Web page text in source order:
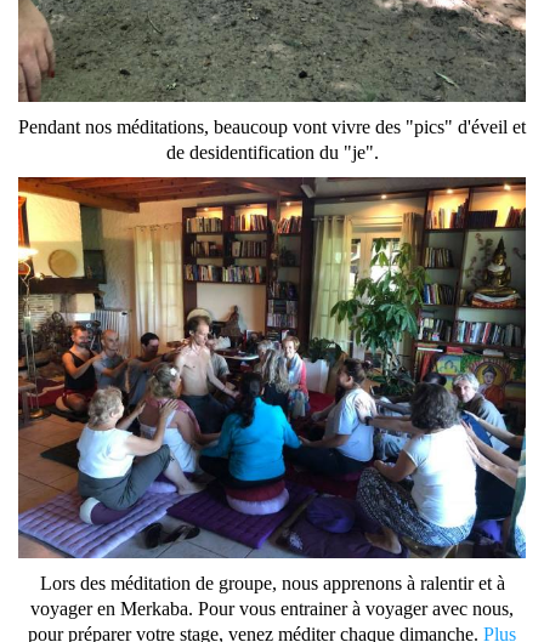
Pendant nos méditations, beaucoup vont vivre des "pics" d'éveil et
de desidentification du "je".
Lors des méditation de groupe, nous apprenons à ralentir et à
voyager en Merkaba. Pour vous entrainer à voyager avec nous,
pour préparer votre stage, venez méditer chaque dimanche. Plus